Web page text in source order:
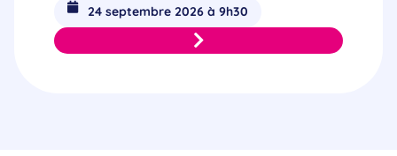
24 septembre 2026 à 9h30